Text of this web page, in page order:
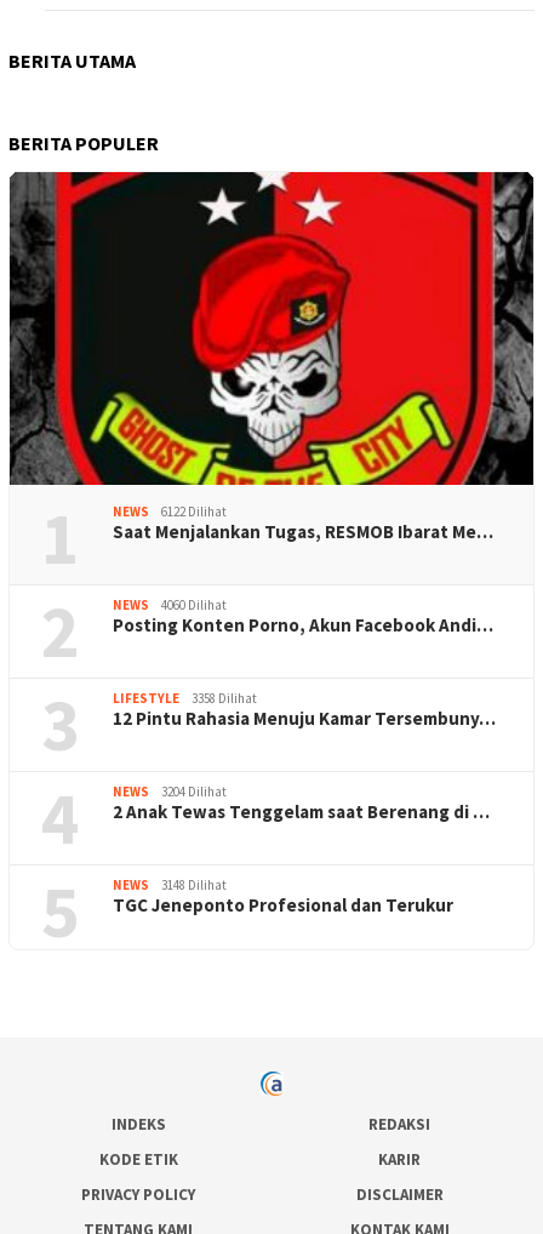
BERITA UTAMA
BERITA POPULER
1 NEWS 6122 Dilihat
Saat Menjalankan Tugas, RESMOB Ibarat Me…
2 NEWS 4060 Dilihat
Posting Konten Porno, Akun Facebook Andi…
3 LIFESTYLE 3358 Dilihat
12 Pintu Rahasia Menuju Kamar Tersembuny…
4 NEWS 3204 Dilihat
2 Anak Tewas Tenggelam saat Berenang di …
5 NEWS 3148 Dilihat
TGC Jeneponto Profesional dan Terukur
INDEKS
REDAKSI
KODE ETIK
KARIR
PRIVACY POLICY
DISCLAIMER